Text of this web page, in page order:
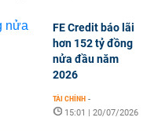
FE Credit báo lãi
hơn 152 tỷ đồng
nửa đầu năm
2026
TÀI CHÍNH -
15:01 | 20/07/2026